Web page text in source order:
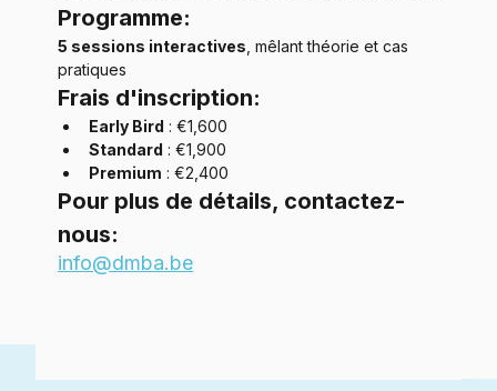
Programme:
5 sessions interactives , mêlant théorie et cas
pratiques
Frais d'inscription:
Early Bird : €1,600
Standard : €1,900
Premium : €2,400
Pour plus de détails, contactez-
nous:
info@dmba.be